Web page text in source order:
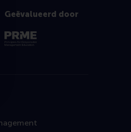
Geëvalueerd door